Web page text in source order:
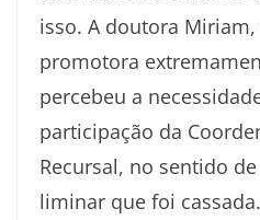
isso. A doutora
promotora
percebeu a
participação da
Recursal, no sentido
liminar que foi